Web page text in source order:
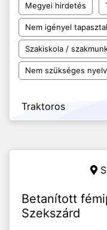
Megyei hirdetés
Nem igényel
Szakiskola /
Nem szükséges
Traktoros
Betanított
Szekszárd